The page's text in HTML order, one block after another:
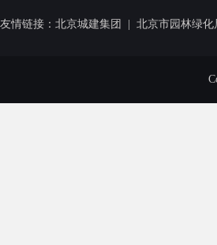
友情链接： 北京城建集团 北京市园林绿化